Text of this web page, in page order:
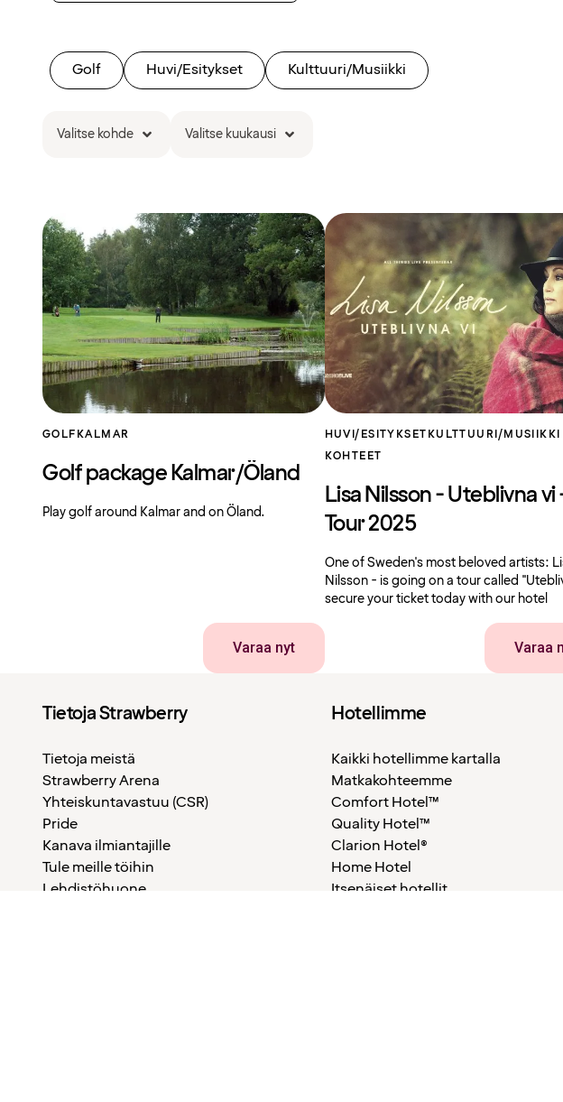
Golf Huvi/Esitykset Kulttuuri/Musiikki
Valitse kohde Valitse kuukausi
GOLF KALMAR
Golf package Kalmar/Öland
Play golf around Kalmar and on Öland.
Varaa nyt
HUVI/ESITYKSET KULTTUURI/MUSIIKKI
KOHTEET
Lisa Nilsson - Uteblivna vi
Tour 2025
One of Sweden's most beloved artists:
Nilsson - is going on a tour called
secure your ticket today with our hotel
Varaa
Tietoja Strawberry
Tietoja meistä
Strawberry Arena
Yhteiskuntavastuu (CSR)
Pride
Kanava ilmiantajille
Tule meille töihin
Lehdistöhuone
Hotellimme
Kaikki hotellimme kartalla
Matkakohteemme
Comfort Hotel™
Quality Hotel™
Clarion Hotel®
Home Hotel
Itsenäiset hotellit